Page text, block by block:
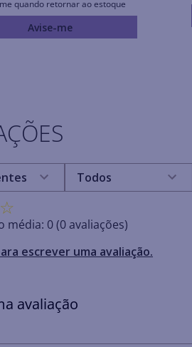
quando retornar ao estoque
Avise-me
☆
média: 0(0 avaliações)
escrever uma avaliação.
Todos
avaliação